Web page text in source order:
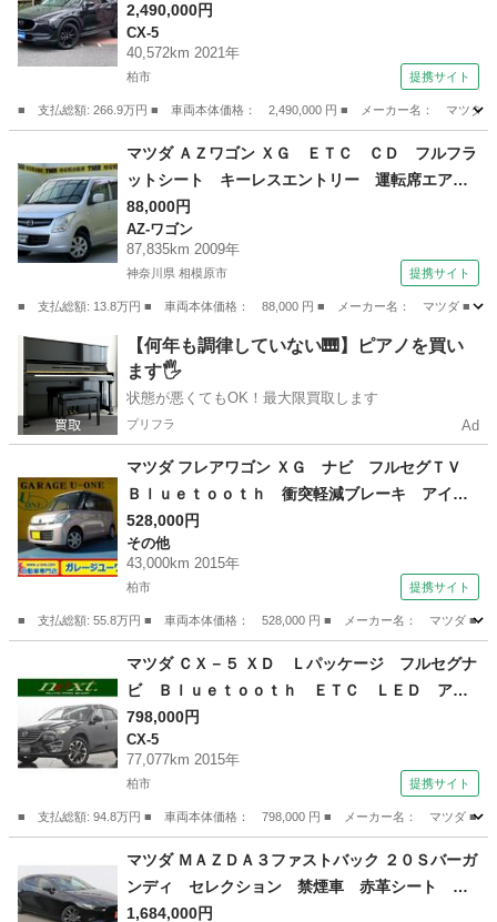
１０．２５型センターディスプレイ ＴＶ 純正
前後ドラレコ ＥＴＣ スマートキー 衝突軽減
ブレーキ レーダークルコン クリアランスソナ
ー レーンアシスト ＬＥＤ （車検整備付）
2,490,000円
CX-5
40,572km 2021年
柏市 提携サイト
■ 支払総額: 266.9万円 ■ 車両本体価格： 2,490,000 円 ■ メーカー名： マツダ
マツダ ＡＺワゴン ＸＧ ＥＴＣ ＣＤ フルフラ
ットシート キーレスエントリー 運転席エアバ
ック 助手席エアバック 盗難防止装置 パワー
ステアリング パワ－ウィンドウ ベンチシー
ト エアコンクーラー （検10.8）
88,000円
AZ-ワゴン
87,835km 2009年
神奈川県 相模原市 提携サイト
■ 支払総額: 13.8万円 ■ 車両本体価格： 88,000 円 ■ メーカー名： マツダ ■
神奈川 相模原市 AZ-ワゴン
【何年も調律していない🎹】ピアノを買い
ます🖐️
状態が悪くてもOK！最大限買取します
プリフラ Ad
マツダ フレアワゴン ＸＧ ナビ フルセグＴＶ
Ｂｌｕｅｔｏｏｔｈ 衝突軽減ブレーキ アイド
リングストップ スマキー ＣＤ ＡＢＳ 一年
保証 （車検整備付）
528,000円
その他
43,000km 2015年
柏市 提携サイト
■ 支払総額: 55.8万円 ■ 車両本体価格： 528,000 円 ■ メーカー名： マツダ ■
その他
マツダ ＣＸ－５ ＸＤ Ｌパッケージ フルセグナ
ビ Ｂｌｕｅｔｏｏｔｈ ＥＴＣ ＬＥＤ アダ
プティブクルーズコントロール シートヒータ
ー バックカメラ デュアルオートエアコン ア
イドリングストップ スマートキー 衝突被害軽
798,000円
CX-5
77,077km 2015年
柏市 提携サイト
■ 支払総額: 94.8万円 ■ 車両本体価格： 798,000 円 ■ メーカー名： マツダ ■
マツダ ＭＡＺＤＡ３ファストバック ２０Ｓバーガ
ンディ セレクション 禁煙車 赤革シート 純
正ナビ フルセグＴＶ バックカメラ パワーシ
1,684,000円